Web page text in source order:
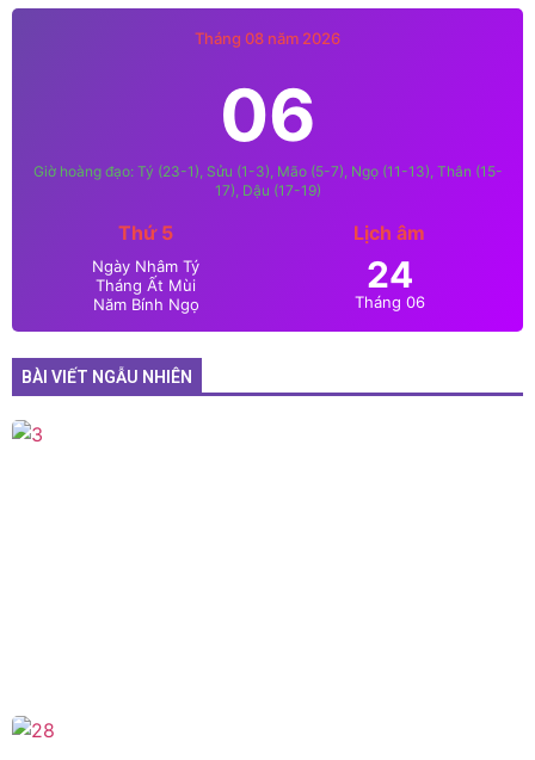
Tháng 08 năm 2026
06
Giờ hoàng đạo: Tý (23-1), Sửu (1-3), Mão (5-7), Ngọ (11-13), Thân (15-
17), Dậu (17-19)
Thứ 5
Ngày Nhâm Tý
Tháng Ất Mùi
Năm Bính Ngọ
Lịch âm
24
Tháng 06
BÀI VIẾT NGẪU NHIÊN